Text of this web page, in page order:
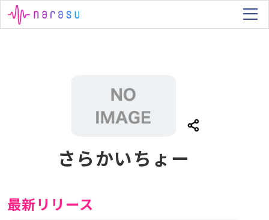
さらかいちょー
最新リリース